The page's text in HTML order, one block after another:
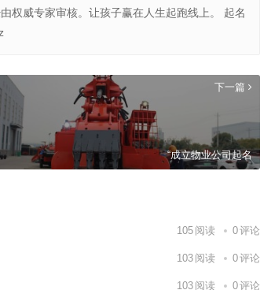
权威专家审核。让孩子赢在人生起跑线上。 起名
下一篇
“成立物业公司起名
105 阅读 0评论
103 阅读 0评论
103 阅读 0评论